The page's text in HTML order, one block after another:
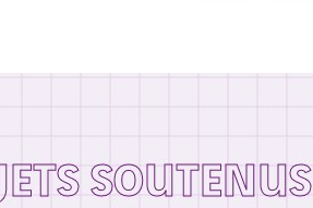
SOUTENUS